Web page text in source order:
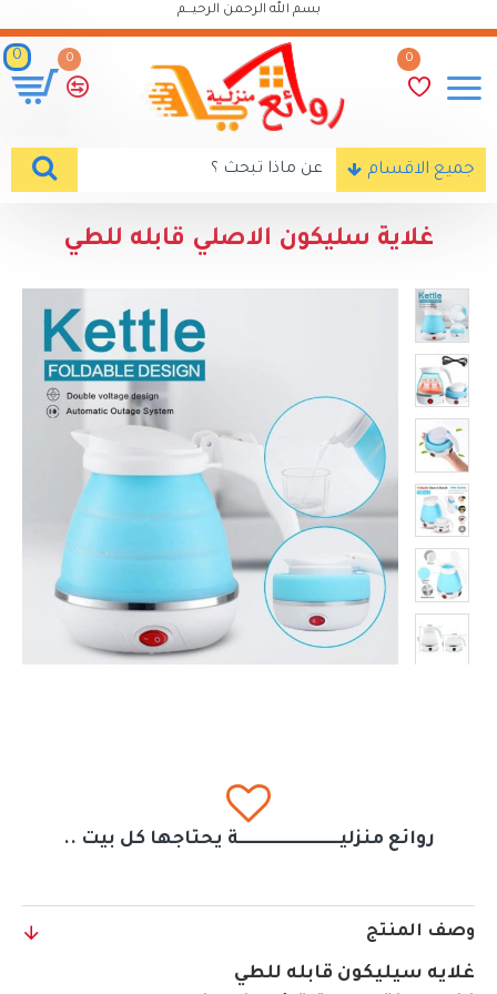
بسم الله الرحمن الرحيـــم
0
0
0
جميع الاقسام
غلاية سليكون الاصلي قابله للطي
روائع منزليــــــــــــــــــــــــــــــة يحتاجها كل بيت ..
وصف المنتج
غلايه سيليكون قابله للطي